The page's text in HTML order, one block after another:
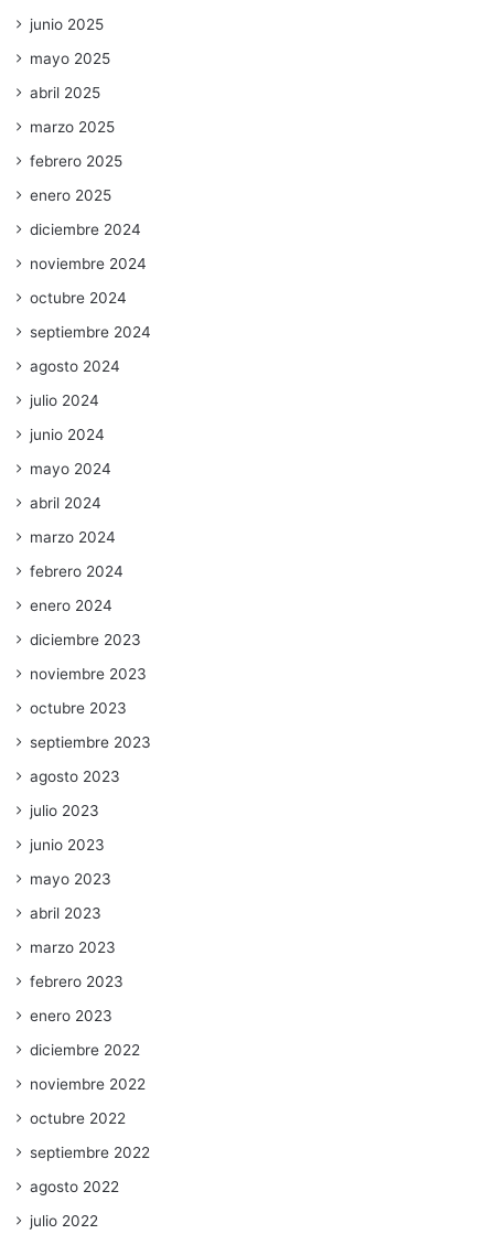
junio 2025
mayo 2025
abril 2025
marzo 2025
febrero 2025
enero 2025
diciembre 2024
noviembre 2024
octubre 2024
septiembre 2024
agosto 2024
julio 2024
junio 2024
mayo 2024
abril 2024
marzo 2024
febrero 2024
enero 2024
diciembre 2023
noviembre 2023
octubre 2023
septiembre 2023
agosto 2023
julio 2023
junio 2023
mayo 2023
abril 2023
marzo 2023
febrero 2023
enero 2023
diciembre 2022
noviembre 2022
octubre 2022
septiembre 2022
agosto 2022
julio 2022